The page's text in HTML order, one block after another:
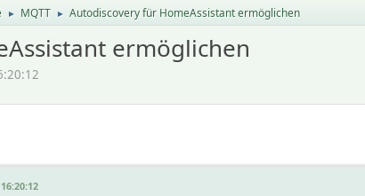
► MQTT ► Autodiscovery für HomeAssistant ermöglichen
ermöglichen